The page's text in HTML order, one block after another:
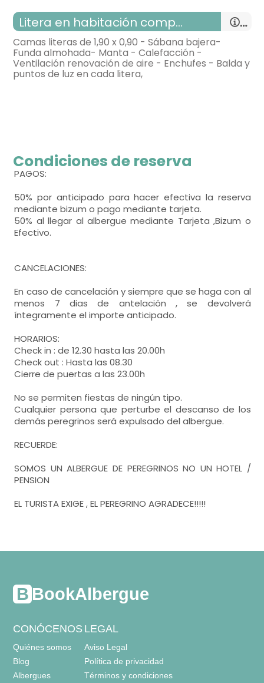
WC,
lavabo, ducha, toallas,
- cama litera para 2 personas = 2
TV,
Calefacción,
- Habitación con cuarto de baño (con ducha
en vez de baño). Incluye:
habitación con varias camas
en vez de baño). Incluye:
WC,
Litera en habitación compartida mixta
Camas literas de 1,90 x 0,90 - Sábana bajera-
Funda almohada- Manta - Calefacción -
Ventilación renovación de aire - Enchufes - Balda y
puntos de luz en cada litera,
habitación con varias camas
- cama litera para 2 personas = 16
Calefacción,
- Habitación con cuarto de baño (con ducha
en vez de baño). Incluye:
Condiciones de reserva
PAGOS:
50% por anticipado para hacer efectiva la reserva
mediante bizum o pago mediante tarjeta.
50% al llegar al albergue mediante Tarjeta ,Bizum o
Efectivo.
CANCELACIONES:
En caso de cancelación y siempre que se haga con al
menos 7 dias de antelación , se devolverá
íntegramente el importe anticipado.
HORARIOS:
Check in : de 12.30 hasta las 20.00h
Check out : Hasta las 08.30
Cierre de puertas a las 23.00h
No se permiten fiestas de ningún tipo.
Cualquier persona que perturbe el descanso de los
demás peregrinos será expulsado del albergue.
RECUERDE:
SOMOS UN ALBERGUE DE PEREGRINOS NO UN HOTEL /
PENSION
EL TURISTA EXIGE , EL PEREGRINO AGRADECE!!!!!
BookAlbergue
CONÓCENOS
Quiénes somos
Blog
Albergues
LEGAL
Aviso Legal
Política de privacidad
Términos y condiciones